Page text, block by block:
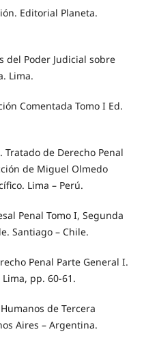
Editorial Planeta.
del Poder Judicial sobre
Lima.
Comentada Tomo I Ed.
Tratado de Derecho Penal
de Miguel Olmedo
Lima – Perú.
Penal Tomo I, Segunda
Santiago – Chile.
Penal Parte General I.
pp. 60-61.
de Tercera
Aires – Argentina.